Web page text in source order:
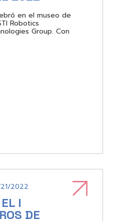
en el museo de
Robotics
Group. Con
2022
I
DE